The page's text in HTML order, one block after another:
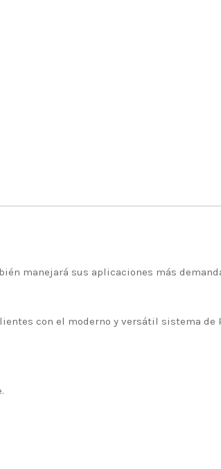
manejará sus aplicaciones más
con el moderno y versátil sistema de